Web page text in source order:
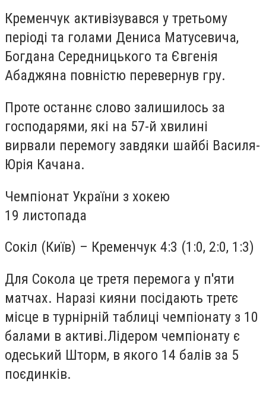
Кременчук активізувався у третьому
періоді та голами Дениса Матусевича,
Богдана Середницького та Євгенія
Абаджяна повністю перевернув гру.
Проте останнє слово залишилось за
господарями, які на 57-й хвилині
вирвали перемогу завдяки шайбі Василя-
Юрія Качана.
Чемпіонат України з хокею
19 листопада
Сокіл (Київ) – Кременчук 4:3 (1:0, 2:0, 1:3)
Для Сокола це третя перемога у п'яти
матчах. Наразі кияни посідають третє
місце в турнірній таблиці чемпіонату з 10
балами в активі.Лідером чемпіонату є
одеський Шторм, в якого 14 балів за 5
поєдинків.